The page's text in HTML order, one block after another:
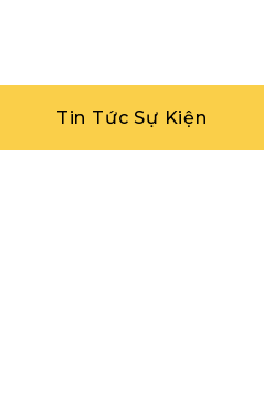
Tin Tức Sự Kiện